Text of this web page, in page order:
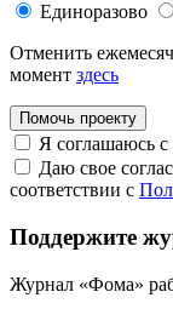
Единоразово
Отменить
момент здесь
Помочь проекту
Я соглашаюсь с
Даю свое
соответствии с
Поддержите
Журнал «Фома»